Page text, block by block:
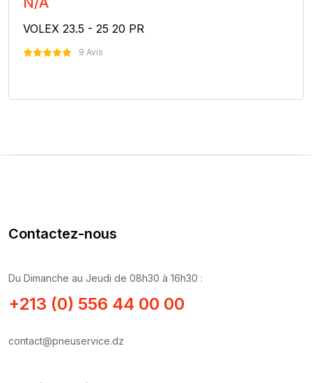
VOLEX 23.5 - 25 20 PR
9 Avis
Contactez-nous
Du Dimanche au Jeudi de 08h30 à 16h30 :
+213 (0) 556 44 00 00
contact@pneuservice.dz